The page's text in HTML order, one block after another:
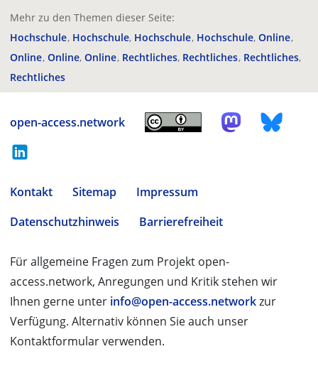
Mehr zu den Themen dieser Seite:
Hochschule Hochschule Hochschule Hochschule Online
Online Online Online Rechtliches Rechtliches Rechtliches
Rechtliches
open-access.network
Kontakt Sitemap
Impressum
Datenschutzhinweis
Barrierefreiheit
Für allgemeine Fragen zum Projekt open-
access.network, Anregungen und Kritik stehen wir
Ihnen gerne unter info@open-access.networkzur
Verfügung. Alternativ können Sie auch unser
Kontaktformular verwenden.